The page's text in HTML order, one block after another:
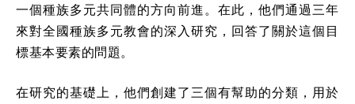
一個種族多元共同體的方向前進。在此，他們通過三年
來對全國種族多元教會的深入研究，回答了關於這個目
標基本要素的問題。
在研究的基礎上，他們創建了三個有幫助的分類，用於